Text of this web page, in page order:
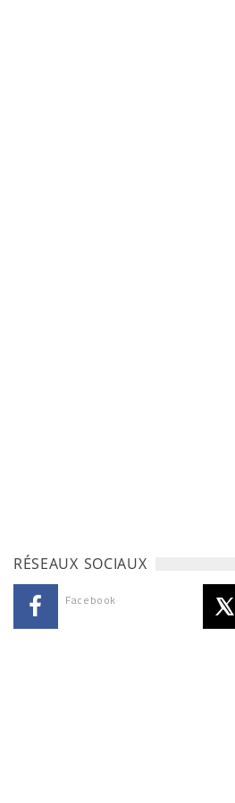
RÉSEAUX SOCIAUX
Facebook